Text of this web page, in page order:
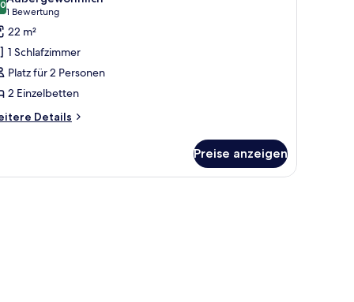
von 10
1 Bewertung
(1
Bewertung)
22 m²
1 Schlafzimmer
Platz für 2 Personen
2 Einzelbetten
Details
Preise anzeigen